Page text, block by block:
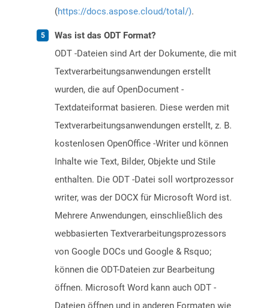
(https://docs.aspose.cloud/total/).
Was ist das ODT Format?
ODT -Dateien sind Art der Dokumente, die mit
Textverarbeitungsanwendungen erstellt
wurden, die auf OpenDocument -
Textdateiformat basieren. Diese werden mit
Textverarbeitungsanwendungen erstellt, z. B.
kostenlosen OpenOffice -Writer und können
Inhalte wie Text, Bilder, Objekte und Stile
enthalten. Die ODT -Datei soll wortprozessor
writer, was der DOCX für Microsoft Word ist.
Mehrere Anwendungen, einschließlich des
webbasierten Textverarbeitungsprozessors
von Google DOCs und Google & Rsquo;
können die ODT-Dateien zur Bearbeitung
öffnen. Microsoft Word kann auch ODT -
Dateien öffnen und in anderen Formaten wie